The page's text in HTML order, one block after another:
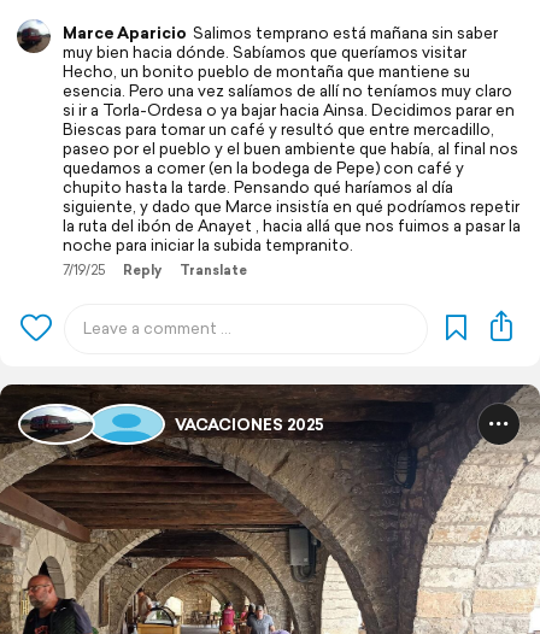
Marce Aparicio Salimos temprano está mañana sin saber
muy bien hacia dónde. Sabíamos que queríamos visitar
Hecho, un bonito pueblo de montaña que mantiene su
esencia. Pero una vez salíamos de allí no teníamos muy claro
si ir a Torla-Ordesa o ya bajar hacia Ainsa. Decidimos parar en
Biescas para tomar un café y resultó que entre mercadillo,
paseo por el pueblo y el buen ambiente que había, al final nos
quedamos a comer (en la bodega de Pepe) con café y
chupito hasta la tarde. Pensando qué haríamos al día
siguiente, y dado que Marce insistía en qué podríamos repetir
la ruta del ibón de Anayet , hacia allá que nos fuimos a pasar la
noche para iniciar la subida tempranito.
7/19/25 Reply Translate
VACACIONES 2025